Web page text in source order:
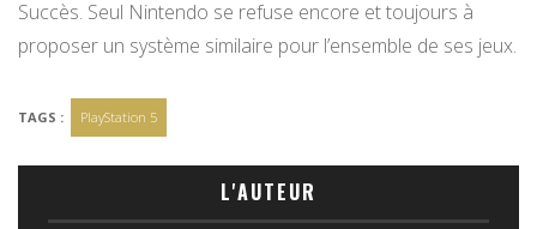
Succès. Seul Nintendo se refuse encore et toujours à
proposer un système similaire pour l’ensemble de ses jeux.
TAGS : PlayStation 5
L'AUTEUR